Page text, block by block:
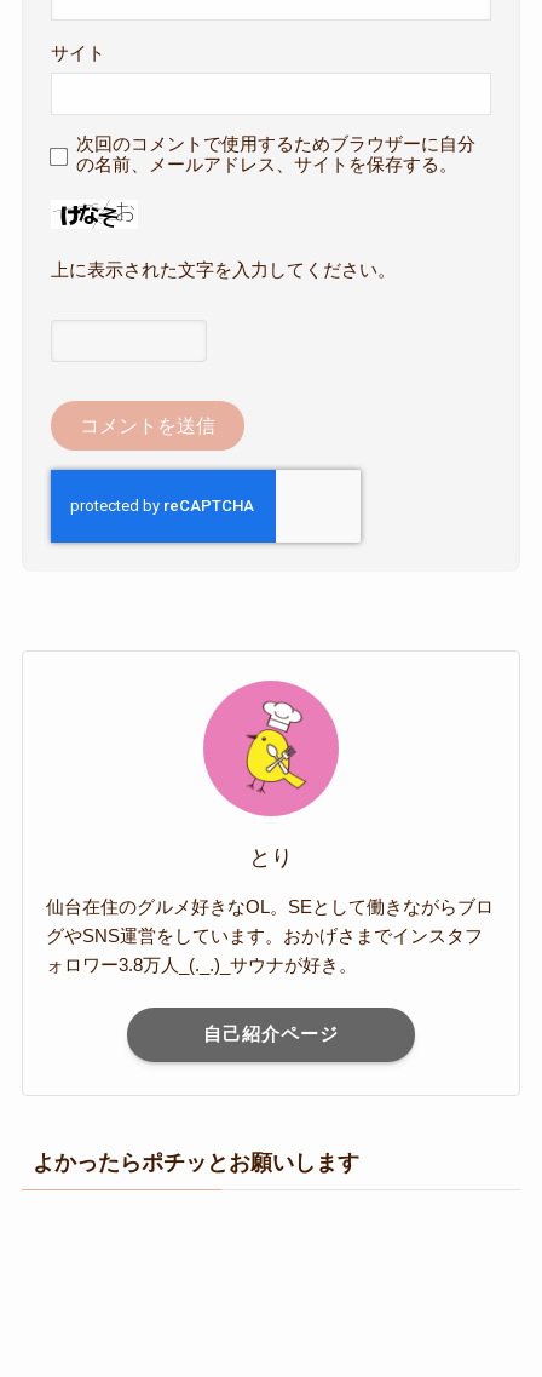
サイト
次回のコメントで使用するためブラウザーに自分
の名前、メールアドレス、サイトを保存する。
上に表示された文字を入力してください。
とり
仙台在住のグルメ好きなOL。SEとして働きながらブロ
グやSNS運営をしています。おかげさまでインスタフ
ォロワー3.8万人_(._.)_サウナが好き。
自己紹介ページ
よかったらポチッとお願いします